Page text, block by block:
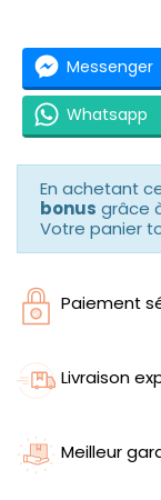
Messenger
Whatsapp
En achetant
bonus grâce
Votre panier
Paiement
Livraison
Meilleur